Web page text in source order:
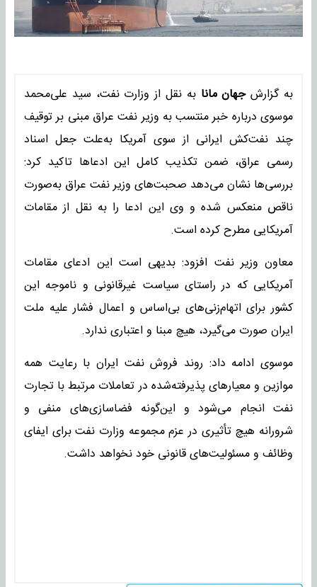
به گزارشجهان مانا به نقل از وزارت نفت، سید علی‌محمد
موسوی درباره خبر منتسب به وزیر نفت عراق مبنی بر توقیف
چند نفت‌کش ایرانی از سوی آمریکا به‌علت جعل اسناد
رسمی عراق، ضمن تکذیب کامل این ادعا‌ها تاکید کرد:
بررسی‌ها نشان می‌دهد صحبت‌های وزیر نفت عراق به‌صورت
ناقص منعکس شده و وی این ادعا را به نقل از مقامات
آمریکایی مطرح کرده است.
معاون وزیر نفت افزود: بدیهی است این ادعای مقامات
آمریکایی که در راستای سیاست غیرقانونی و ناموجه این
کشور برای اتهام‌زنی‌های بی‌اساس و اعمال فشار علیه ملت
ایران صورت می‌گیرد، هیچ مبنا و اعتباری ندارد.
موسوی ادامه داد: روند فروش نفت ایران با رعایت همه
موازین و معیار‌های پذیرفته‌شده در تعاملات مرتبط با تجارت
نفت انجام می‌شود و این‌گونه فضاسازی‌های منفی و
شرورانه هیچ تأثیری در عزم مجموعه وزارت نفت برای ایفای
وظائف و مسئولیت‌های قانونی خود نخواهد داشت.